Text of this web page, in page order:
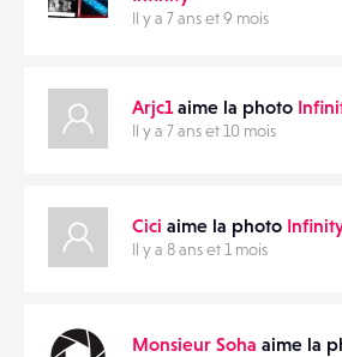
Il y a 7 ans et 9 mois
Arjc1aime la photo
Il y a 7 ans et 10 mois
Cici aime la photo
Il y a 8 ans et 1 mois
Monsieur Soha aime la